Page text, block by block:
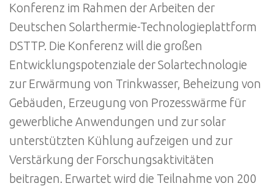
Konferenz im Rahmen der Arbeiten der
Deutschen Solarthermie-Technologieplattform
DSTTP. Die Konferenz will die großen
Entwicklungspotenziale der Solartechnologie
zur Erwärmung von Trinkwasser, Beheizung von
Gebäuden, Erzeugung von Prozesswärme für
gewerbliche Anwendungen und zur solar
unterstützten Kühlung aufzeigen und zur
Verstärkung der Forschungsaktivitäten
beitragen. Erwartet wird die Teilnahme von 200